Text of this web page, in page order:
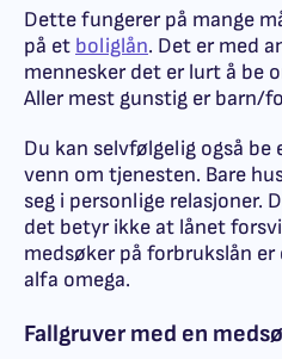
Dette fungerer på mange
på et boliglån. Det er med
mennesker det er lurt å be
Aller mest gunstig er barn/
Du kan selvfølgelig også be
venn om tjenesten. Bare
seg i personlige relasjoner.
det betyr ikke at lånet
medsøker på forbrukslån
alfa omega.
Fallgruver med en